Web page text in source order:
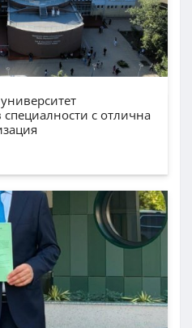
с отлична